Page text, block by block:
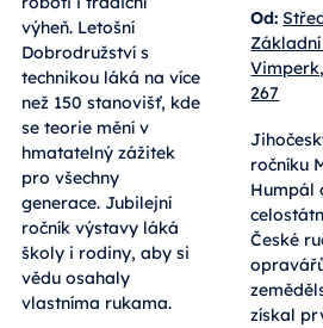
Fyzikální pokusy,
roboti i tradiční
výheň. Letošní
Dobrodružství s
technikou láká na více
než 150 stanovišť, kde
se teorie mění v
hmatatelný zážitek
pro všechny
generace. Jubilejní
ročník výstavy láká
školy i rodiny, aby si
Od:
267
ročníku
Humpál
České
získal